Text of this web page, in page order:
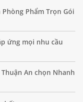
Phẩm Trọn Gói
ứng mọi nhu cầu
An chọn Nhanh